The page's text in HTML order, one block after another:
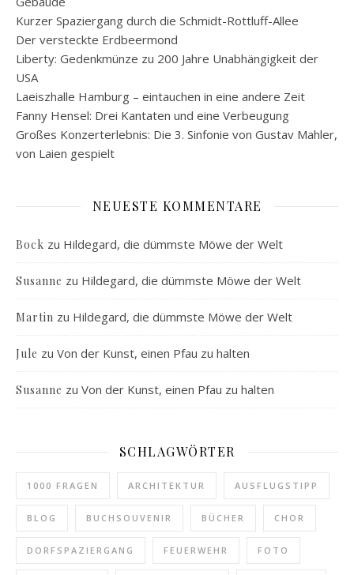
Kurzer Spaziergang durch die Schmidt-Rottluff-Allee
Der versteckte Erdbeermond
Liberty: Gedenkmünze zu 200 Jahre Unabhängigkeit der
USA
Laeiszhalle Hamburg – eintauchen in eine andere Zeit
Fanny Hensel: Drei Kantaten und eine Verbeugung
Großes Konzerterlebnis: Die 3. Sinfonie von Gustav Mahler,
von Laien gespielt
NEUESTE KOMMENTARE
Bock zu Hildegard, die dümmste Möwe der Welt
Susanne zu Hildegard, die dümmste Möwe der Welt
Martin zu Hildegard, die dümmste Möwe der Welt
Jule zu Von der Kunst, einen Pfau zu halten
Susanne zu Von der Kunst, einen Pfau zu halten
SCHLAGWÖRTER
1000 FRAGEN ARCHITEKTUR AUSFLUGSTIPP
BLOG BUCHSOUVENIR BÜCHER CHOR
DORFSPAZIERGANG FEUERWEHR FOTO